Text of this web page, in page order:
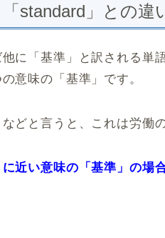
standard」との違
に「基準」と訳される単
意味の「基準」です。
どと言うと、これは労働
近い意味の「基準」の場